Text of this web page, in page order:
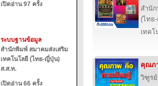
เปิดอ่าน 97 ครั้ง
ระบบฐานข้อมูล
สำนักพิมพ์ สมาคมส่งเสริม
เทคโนโลยี (ไทย-ญี่ปุ่น)
ส.ส.ท.
เปิดอ่าน 66 ครั้ง
สำนั
(ไทย
เทค
คุณภ
วิฑูร